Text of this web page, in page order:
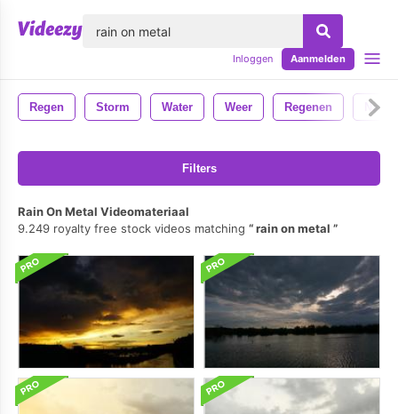
Inloggen Aanmelden
Regen Storm Water Weer Regenen
Filters
Rain On Metal Videomateriaal
9.249 royalty free stock videos matching
rain on metal